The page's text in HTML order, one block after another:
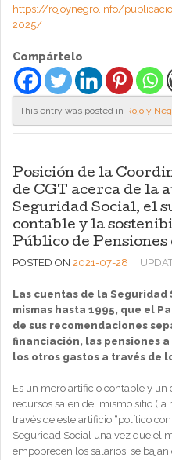
https://rojoynegro.info/
2025/
Compártelo
This entry was posted in Rojo y
Posición de la
de CGT acerca de la
Seguridad Social, el
contable y la
Público de
POSTED ON 2021-07-28
Las cuentas de la
mismas hasta 1995, que el
de sus recomendaciones
financiación, las pensiones
los otros gastos a través de
Es un mero artificio contable y un
recursos salen del mismo sitio (la
través de este artificio “político
Seguridad Social una vez que el
empobrecen los salarios, se